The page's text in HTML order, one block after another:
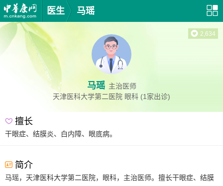
医生 马瑶
马瑶 主治医师
天津医科大学第二医院 眼科 (1家出诊)
2,634
擅长
干眼症、结膜炎、白内障、眼底病。
简介
马瑶，天津医科大学第二医院，眼科，主治医师。擅长干眼症、结膜